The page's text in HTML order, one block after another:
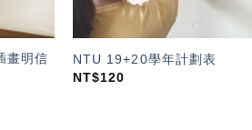
畫明信
NTU 19+20學年計劃表
NT$120